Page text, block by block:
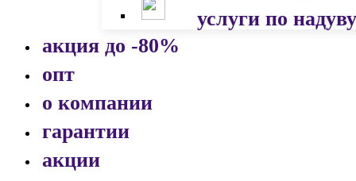
услуги по надуву
акция до -80%
опт
о компании
гарантии
акции